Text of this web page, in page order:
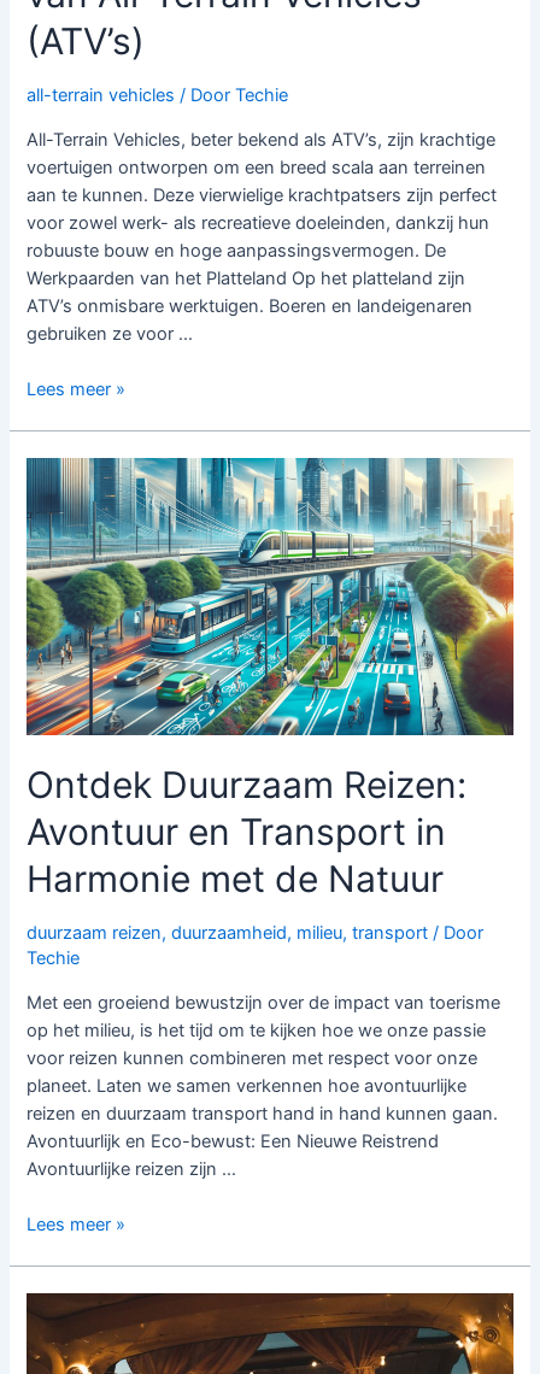
(ATV’s)
all-terrain vehicles / DoorTechie
All-Terrain Vehicles, beter bekend als ATV’s, zijn krachtige
voertuigen ontworpen om een breed scala aan terreinen
aan te kunnen. Deze vierwielige krachtpatsers zijn perfect
voor zowel werk- als recreatieve doeleinden, dankzij hun
robuuste bouw en hoge aanpassingsvermogen. De
Werkpaarden van het Platteland Op het platteland zijn
ATV’s onmisbare werktuigen. Boeren en landeigenaren
gebruiken ze voor …
De
Plezier
van
All-
Terrain
Vehicles
(ATV’s)
Lees meer »
Ontdek Duurzaam Reizen:
Avontuur en Transport in
Harmonie met de Natuur
duurzaam reizen,duurzaamheid, milieu,transport / Door
Techie
Met een groeiend bewustzijn over de impact van toerisme
op het milieu, is het tijd om te kijken hoe we onze passie
voor reizen kunnen combineren met respect voor onze
planeet. Laten we samen verkennen hoe avontuurlijke
reizen en duurzaam transport hand in hand kunnen gaan.
Avontuurlijk en Eco-bewust: Een Nieuwe Reistrend
Avontuurlijke reizen zijn …
Ontdek
Avontuur
Transport
Lees meer »